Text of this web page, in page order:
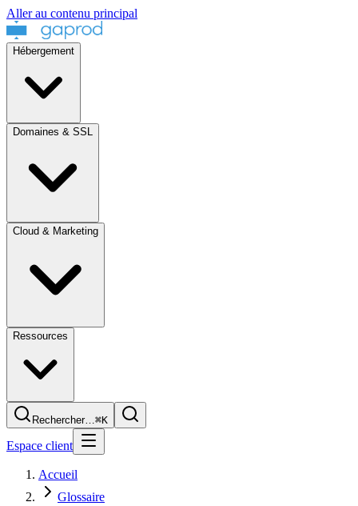
Aller au contenu principal
Hébergement
Domaines & SSL
Cloud & Marketing
Ressources
Rechercher…⌘K
Espace client
Accueil
Glossaire